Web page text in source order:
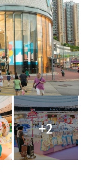
+2